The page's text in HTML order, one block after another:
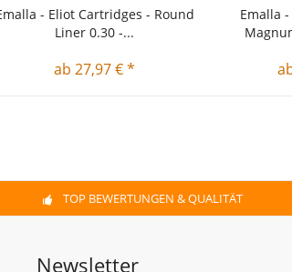
- Eliot Cartridges - Round
Liner 0.30 -...
ab 27,97 € *
Emalla
TOP BEWERTUNGEN & QUALITÄT
Newsletter